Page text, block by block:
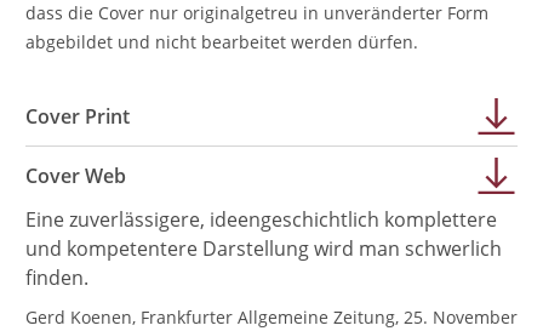
dass die Cover nur originalgetreu in unveränderter Form
abgebildet und nicht bearbeitet werden dürfen.
Cover Print
Cover Web
Eine zuverlässigere, ideengeschichtlich komplettere
und kompetentere Darstellung wird man schwerlich
finden.
Gerd Koenen, Frankfurter Allgemeine Zeitung, 25. November